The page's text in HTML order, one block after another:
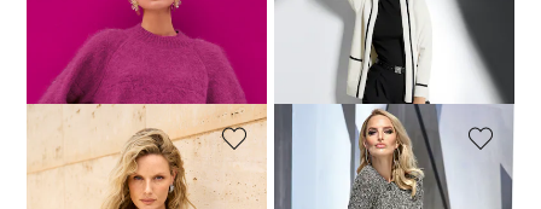
MADELEINE
119,00 € 199,95 €
MADELEINE
179,95 €
MADELEINE
MADELEINE